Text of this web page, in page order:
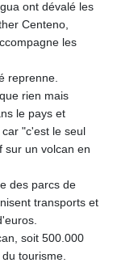
ont dévalé les
Centeno,
les
reprenne.
rien mais
le pays et
"c'est le seul
sur un volcan en
des parcs de
transports et
soit 500.000
tourisme.